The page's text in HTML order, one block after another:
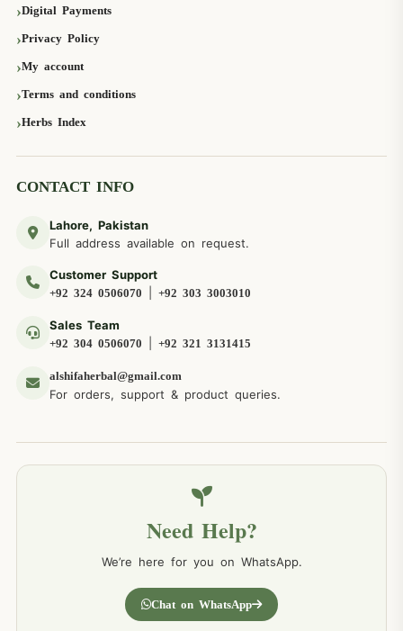
Digital Payments
Privacy Policy
My account
Terms and conditions
Herbs Index
CONTACT INFO
Lahore, Pakistan
Full address available on request.
Customer Support
+92 324 0506070 +92 303 3003010
Sales Team
+92 304 0506070 +92 321 3131415
alshifaherbal@gmail.com
For orders, support & product queries.
Need Help?
We’re here for you on WhatsApp.
Chat on WhatsApp